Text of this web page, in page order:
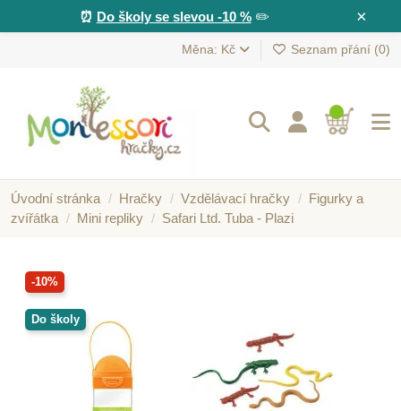
×
⏰ Do školy se slevou -10 %✏️
Měna: Kč Seznam přání (0)
Úvodní stránka Hračky Vzdělávací hračky
Figurky a
zvířátka
Mini repliky Safari Ltd. Tuba - Plazi
-10%
Do školy